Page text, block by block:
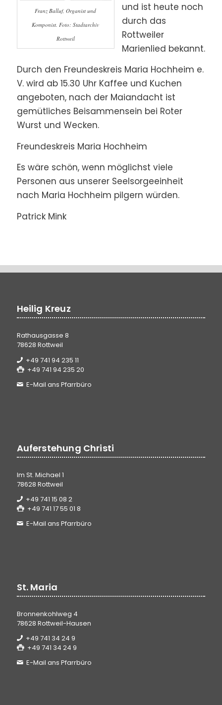
Franz Balluf, Organist und
Komponist. Foto: Stadtarchiv
Rottweil
und ist heute noch
durch das
Rottweiler
Marienlied bekannt.
Durch den Freundeskreis Maria Hochheim e.
V. wird ab 15.30 Uhr Kaffee und Kuchen
angeboten, nach der Maiandacht ist
gemütliches Beisammensein bei Roter
Wurst und Wecken.
Freundeskreis Maria Hochheim
Es wäre schön, wenn möglichst viele
Personen aus unserer Seelsorgeeinheit
nach Maria Hochheim pilgern würden.
Patrick Mink
Heilig Kreuz
Rathausgasse 8
78628 Rottweil
+49 741 94 235 11
+49 741 94 235 20
E-Mail ans Pfarrbüro
Auferstehung Christi
Im St. Michael 1
78628 Rottweil
+49 741 15 08 2
+49 741 17 55 01 8
E-Mail ans Pfarrbüro
St. Maria
Bronnenkohlweg 4
78628 Rottweil-Hausen
+49 741 34 24 9
+49 741 34 24 9
E-Mail ans Pfarrbüro